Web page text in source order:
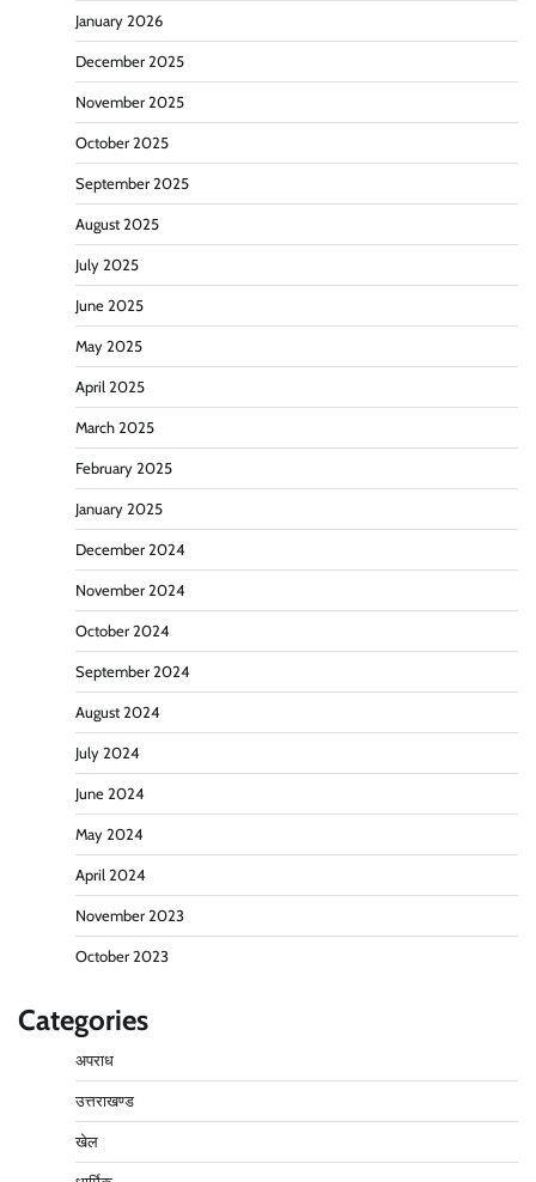
January 2026
December 2025
November 2025
October 2025
September 2025
August 2025
July 2025
June 2025
May 2025
April 2025
March 2025
February 2025
January 2025
December 2024
November 2024
October 2024
September 2024
August 2024
July 2024
June 2024
May 2024
April 2024
November 2023
October 2023
Categories
अपराध
उत्तराखण्ड
खेल